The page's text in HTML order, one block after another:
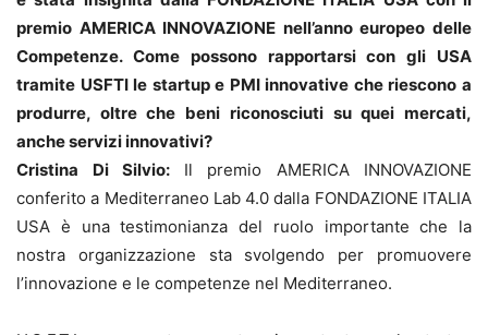
premio AMERICA INNOVAZIONE nell’anno europeo delle
Competenze. Come possono rapportarsi con gli USA
tramite USFTI le startup e PMI innovative che riescono a
produrre, oltre che beni riconosciuti su quei mercati,
anche servizi innovativi?
Cristina Di Silvio: Il premio AMERICA INNOVAZIONE
conferito a Mediterraneo Lab 4.0 dalla FONDAZIONE ITALIA
USA è una testimonianza del ruolo importante che la
nostra organizzazione sta svolgendo per promuovere
l’innovazione e le competenze nel Mediterraneo.